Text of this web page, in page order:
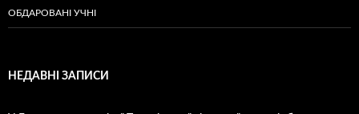
ОБДАРОВАНІ УЧНІ
НЕДАВНІ ЗАПИСИ